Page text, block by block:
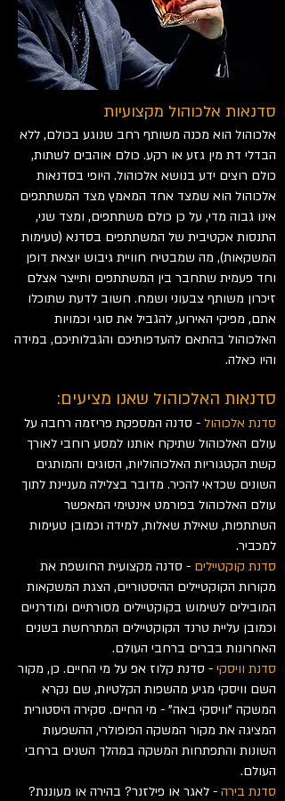
סדנאות אלכוהול מקצועיות
אלכוהול הוא מכנה משותף רחב שנוגע בכולם, ללא
הבדלי דת מין גזע או רקע. כולם אוהבים לשתות,
כולם רוצים ידע בנושא אלכוהול. היופי בסדנאות
אלכוהול הוא שמצד אחד המאמץ מצד המשתתפים
אינו גבוה מדי, על כן כולם משתתפים, ומצד שני,
התנסות אקטיבית של המשתתפים בסדנא (טעימות
המשקאות), מה שמבטיח חוויית גיבוש יוצאת דופן
וחד פעמית שתחבר בין המשתתפים ותייצר אצלם
זיכרון משותף צבעוני ושמח. חשוב לדעת שתוכלו
אתם, מפיקי האירוע, להגביל את סוגי וכמויות
האלכוהול בהתאם להעדפותיכם והגבלותיכם, במידה
והיו כאלה.
סדנאות האלכוהול שאנו מציעים:
סדנת אלכוהול - סדנה המספקת פריזמה רחבה על
עולם האלכוהול שתיקח אותנו למסע רוחבי לאורך
קשת הקטגוריות האלכוהוליות, הסוגים והמותגים
השונים שכדאי להכיר. מדובר בצלילה מעניינת לתוך
עולם האלכוהול בפורמט אינטימי המאפשר
השתתפות, שאילת שאלות, למידה וכמובן טעימות
למכביר.
סדנת קוקטיילים - סדנה מקצועית החושפת את
מקורות הקוקטיילים ההיסטוריים, הצגת המשקאות
המובילים לשימוש בקוקטיילים מסורתיים ומודרניים
וכמובן עליית טרנד הקוקטיילים המתרחשת בשנים
האחרונות בברים ברחבי העולם.
סדנת וויסקי - סדנת קלוז אפ על מי החיים. כן, מקור
השם וויסקי מגיע מהשפות הקלטיות, שם נקרא
המשקה "וויסקי באה" - מי החיים. סקירה היסטורית
המציגה את מקור המשקה הפופולרי, ההשפעות
השונות והתפתחות המשקה במהלך השנים ברחבי
העולם.
סדנת בירה - לאגר או פילזנר? בהירה או מעוננת?